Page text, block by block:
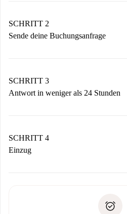
Du erhältst alle notwendigen
SCHRITT 2
Sende deine Buchungsanfrage
Denk daran, dass wir dich erst
Vermieter zustimmt.
SCHRITT 3
Antwort in weniger als 24 Stunden
stellen den Kontakt her.
Wenn der Vermieter ablehnen
SCHRITT 4
Einzug